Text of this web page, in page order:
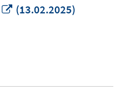
In
(13.02.2025)